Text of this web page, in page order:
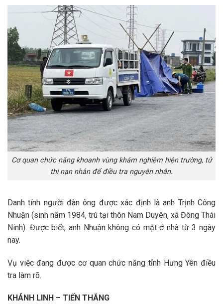
Cơ quan chức năng khoanh vùng khám nghiệm hiện trường, tử
thi nạn nhân để điều tra nguyên nhân.
Danh tính người đàn ông được xác định là anh Trịnh Công
Nhuận (sinh năm 1984, trú tại thôn Nam Duyên, xã Đông Thái
Ninh). Được biết, anh Nhuận không có mặt ở nhà từ 3 ngày
nay.
Vụ việc đang được cơ quan chức năng tỉnh Hưng Yên điều
tra làm rõ.
KHÁNH LINH – TIẾN THẮNG